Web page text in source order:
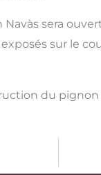
sera
sur le
du